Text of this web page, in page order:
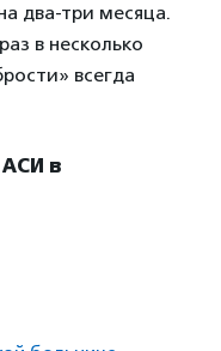
два-три месяца.
в несколько
всегда
АСИ в